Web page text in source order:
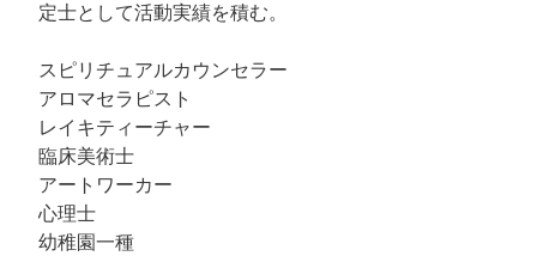
定士として活動実績を積む。
スピリチュアルカウンセラー
アロマセラピスト
レイキティーチャー
臨床美術士
アートワーカー
心理士
幼稚園一種